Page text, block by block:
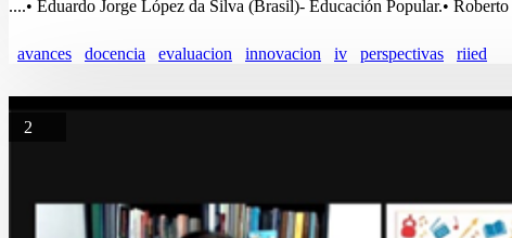
....• Eduardo Jorge López da Silva (Brasil)- Educación Popular.• Roberto
avances docencia evaluacion innovacion iv perspectivas riied
2